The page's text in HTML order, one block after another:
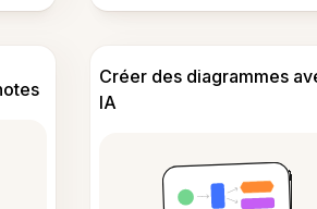
Créer des diagrammes
IA